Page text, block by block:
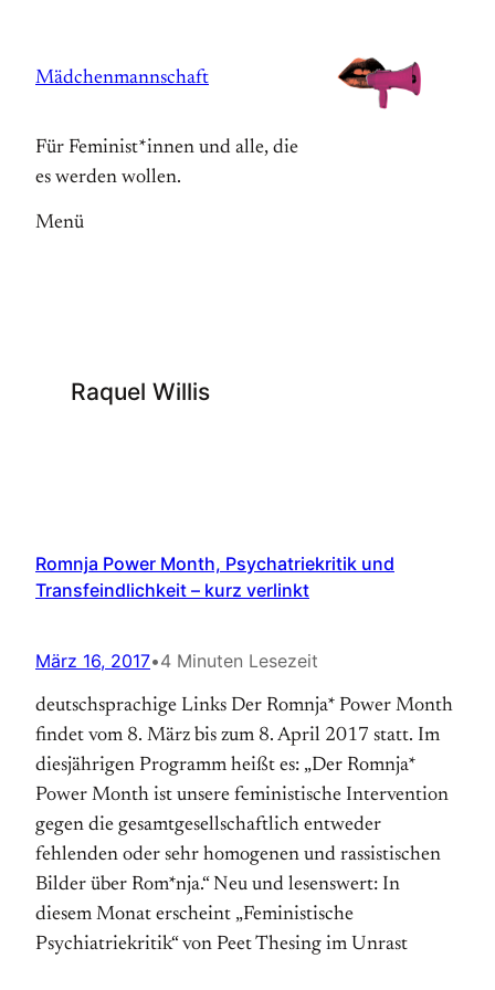
springen
Mädchenmannschaft
Für Feminist*innen und alle, die
es werden wollen.
Menü
Raquel Willis
Romnja Power Month, Psychatriekritik und
Transfeindlichkeit – kurz verlinkt
März 16, 2017•4 Minuten Lesezeit
deutschsprachige Links Der Romnja* Power Month
findet vom 8. März bis zum 8. April 2017 statt. Im
diesjährigen Programm heißt es: „Der Romnja*
Power Month ist unsere feministische Intervention
gegen die gesamtgesellschaftlich entweder
fehlenden oder sehr homogenen und rassistischen
Bilder über Rom*nja.“ Neu und lesenswert: In
diesem Monat erscheint „Feministische
Psychiatriekritik“ von Peet Thesing im Unrast